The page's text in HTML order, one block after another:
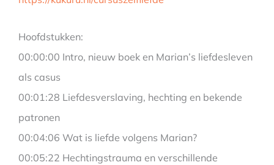
Hoofdstukken:
00:00:00 Intro, nieuw boek en Marian’s liefdesleven
als casus
00:01:28 Liefdesverslaving, hechting en bekende
patronen
00:04:06 Wat is liefde volgens Marian?
00:05:22 Hechtingstrauma en verschillende